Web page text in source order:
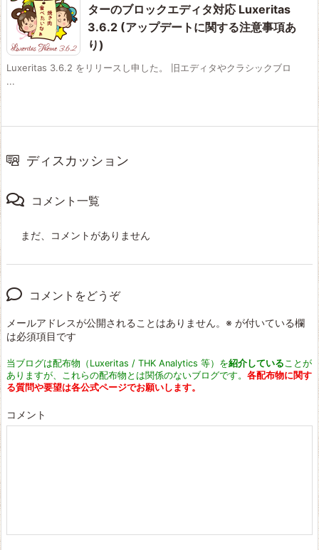
ターのブロックエディタ対応 Luxeritas
3.6.2 (アップデートに関する注意事項あ
り)
Luxeritas 3.6.2 をリリースし申した。 旧エディタやクラシックブロ
...
ディスカッション
コメント一覧
まだ、コメントがありません
コメントをどうぞ
メールアドレスが公開されることはありません。 ※ が付いている欄
は必須項目です
当ブログは配布物（Luxeritas / THK Analytics 等）を紹介していることが
ありますが、これらの配布物とは関係のないブログです。 各配布物に関す
る質問や要望は各公式ページでお願いします。
コメント